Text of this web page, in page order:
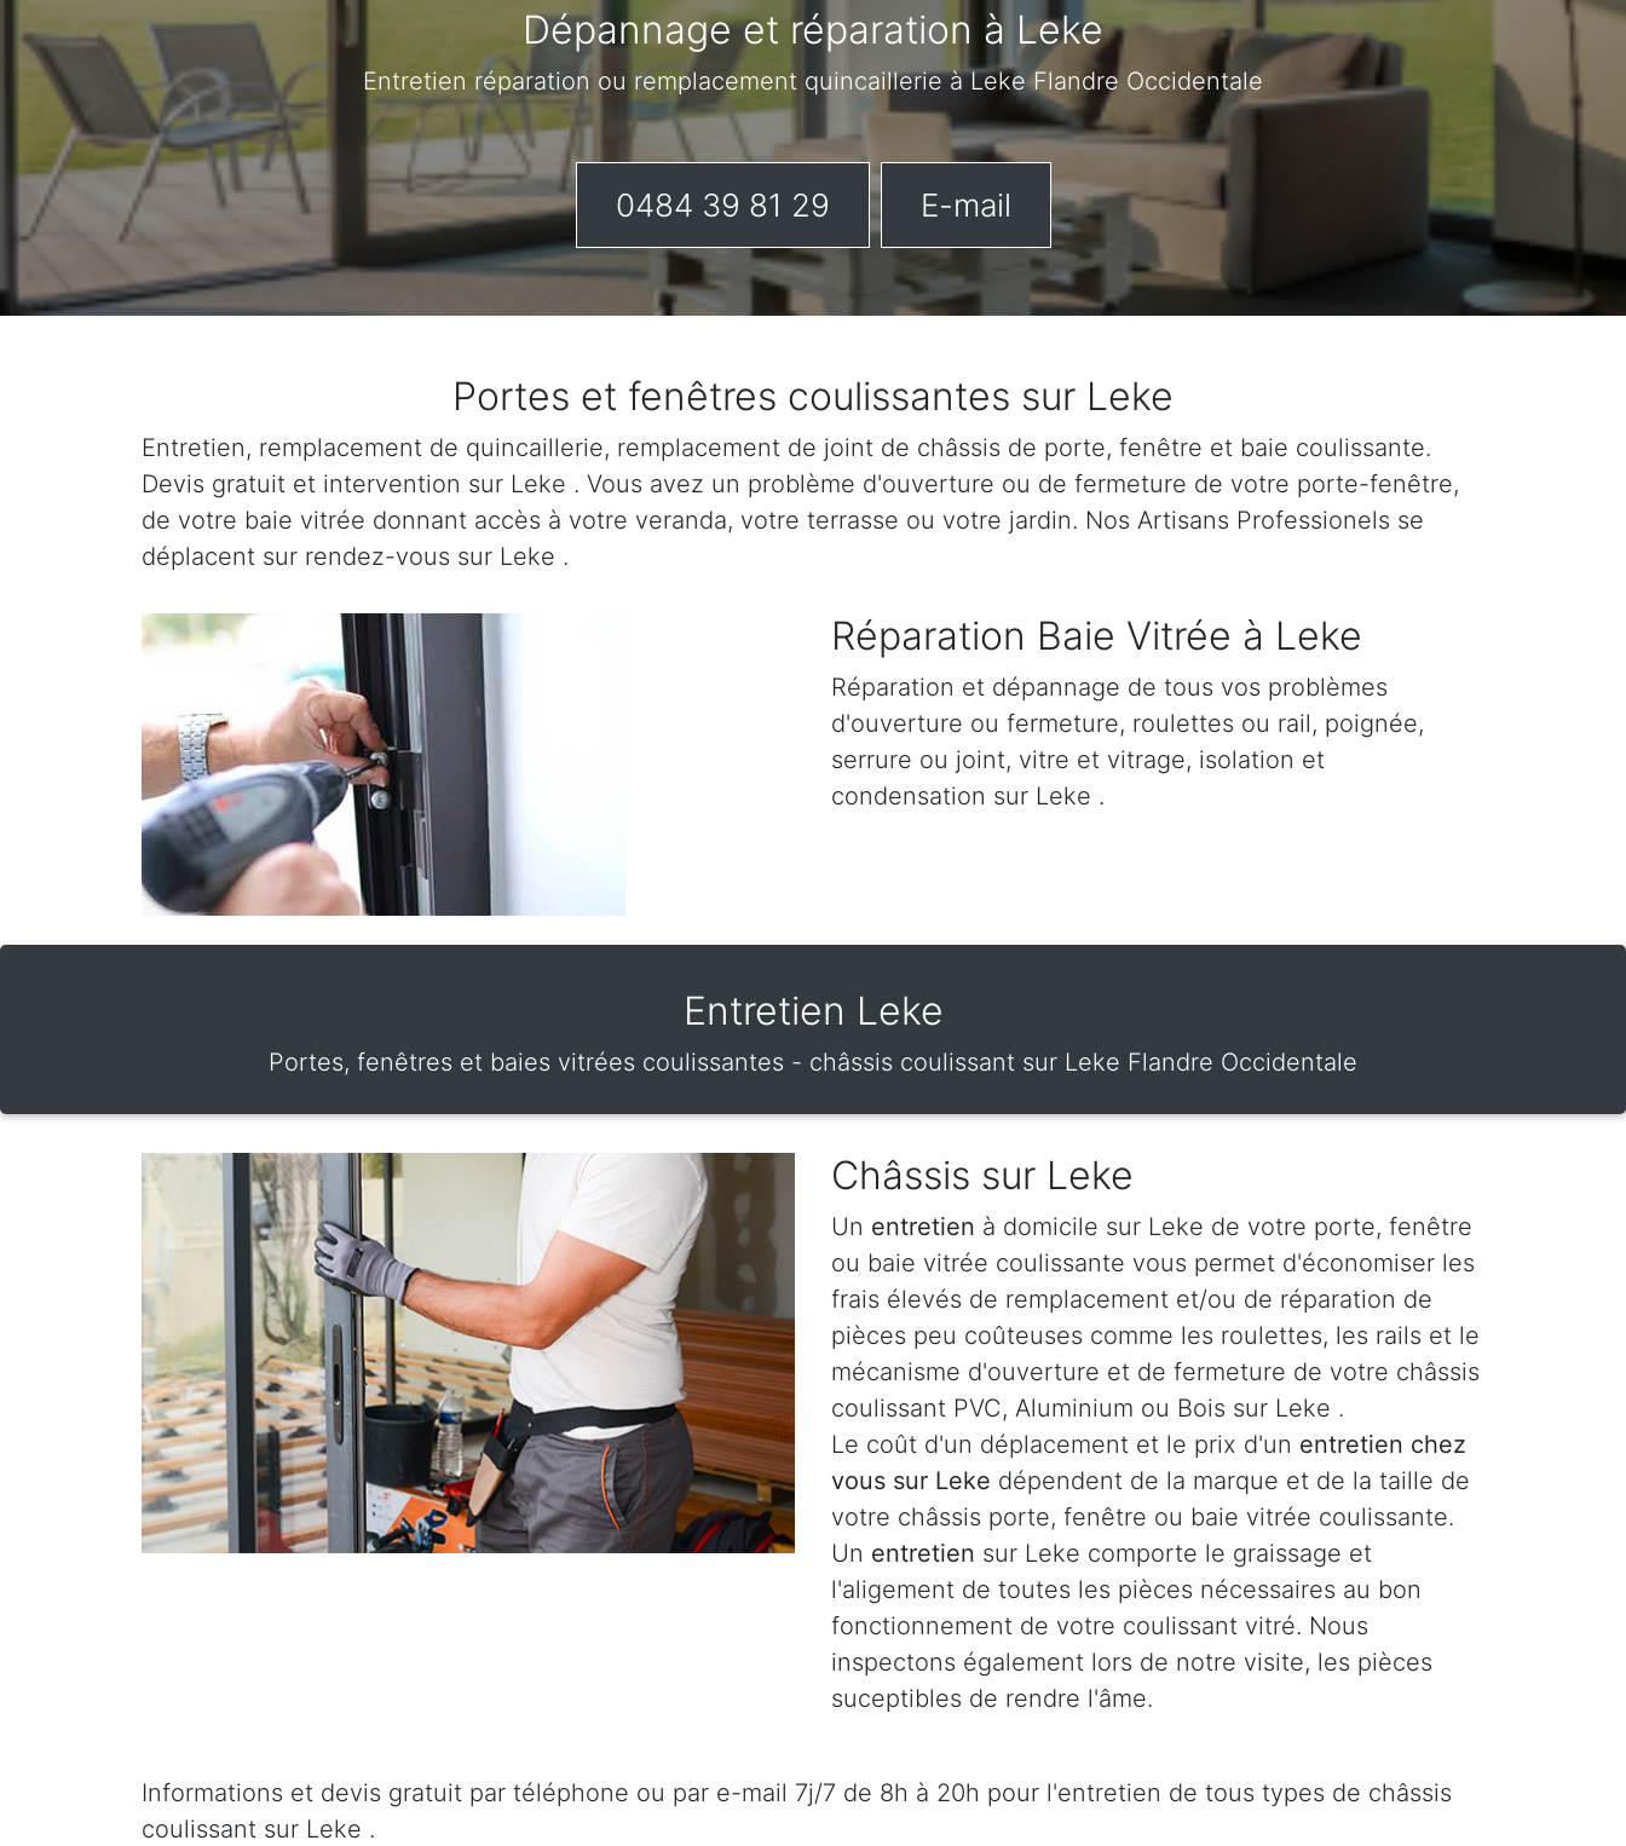
Dépannage et réparation à Leke
Entretien réparation ou remplacement quincaillerie à Leke Flandre Occidentale
0484 39 81 29 E-mail
Portes et fenêtres coulissantes sur Leke
Entretien, remplacement de quincaillerie, remplacement de joint de châssis de porte, fenêtre et baie coulissante.
Devis gratuit et intervention sur Leke . Vous avez un problème d'ouverture ou de fermeture de votre porte-fenêtre,
de votre baie vitrée donnant accès à votre veranda, votre terrasse ou votre jardin. Nos Artisans Professionels se
déplacent sur rendez-vous sur Leke .
Réparation Baie Vitrée à Leke
Réparation et dépannage de tous vos problèmes
d'ouverture ou fermeture, roulettes ou rail, poignée,
serrure ou joint, vitre et vitrage, isolation et
condensation sur Leke .
Entretien Leke
Portes, fenêtres et baies vitrées coulissantes - châssis coulissant sur Leke Flandre Occidentale
Châssis sur Leke
Un entretien à domicile sur Leke de votre porte, fenêtre
ou baie vitrée coulissante vous permet d'économiser les
frais élevés de remplacement et/ou de réparation de
pièces peu coûteuses comme les roulettes, les rails et le
mécanisme d'ouverture et de fermeture de votre châssis
coulissant PVC, Aluminium ou Bois sur Leke .
Le coût d'un déplacement et le prix d'un entretien chez
vous sur Leke dépendent de la marque et de la taille de
votre châssis porte, fenêtre ou baie vitrée coulissante.
Un entretien sur Leke comporte le graissage et
l'aligement de toutes les pièces nécessaires au bon
fonctionnement de votre coulissant vitré. Nous
inspectons également lors de notre visite, les pièces
suceptibles de rendre l'âme.
Informations et devis gratuit par téléphone ou par e-mail 7j/7 de 8h à 20h pour l'entretien de tous types de châssis
coulissant sur Leke .